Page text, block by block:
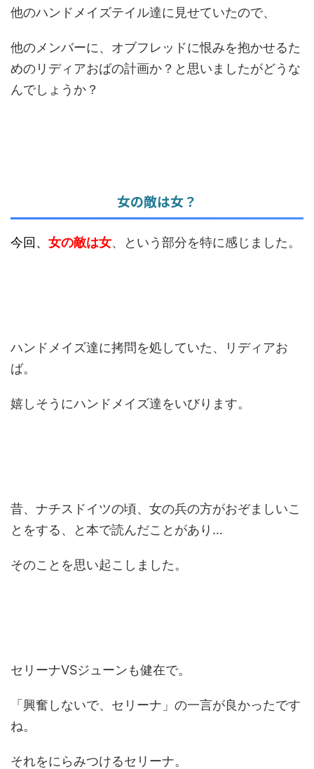
他のハンドメイズテイル達に見せていたので、
他のメンバーに、オブフレッドに恨みを抱かせるた
めのリディアおばの計画か？と思いましたがどうな
んでしょうか？
女の敵は女？
今回、 女の敵は女、という部分を特に感じました。
ハンドメイズ達に拷問を処していた、リディアお
ば。
嬉しそうにハンドメイズ達をいびります。
昔、ナチスドイツの頃、女の兵の方がおぞましいこ
とをする、と本で読んだことがあり…
そのことを思い起こしました。
セリーナVSジューンも健在で。
「興奮しないで、セリーナ」の一言が良かったです
ね。
それをにらみつけるセリーナ。